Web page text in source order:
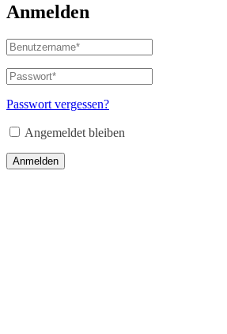
Anmelden
Benutzername
oder
E-
Mail-
Adresse*
Passwort*
Erforderlich
Passwort vergessen?
Angemeldet bleiben
Anmelden